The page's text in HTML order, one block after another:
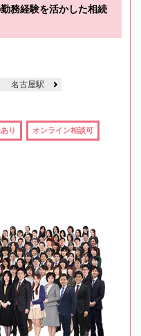
務経験を活かした相続
名古屋駅
り オンライン相談可